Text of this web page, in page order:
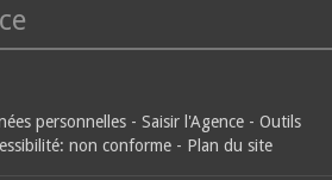
personnelles - Saisir l'Agence - Outils
non conforme - Plan du site